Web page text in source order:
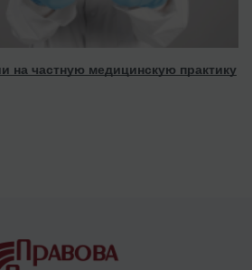
на частную медицинскую практику